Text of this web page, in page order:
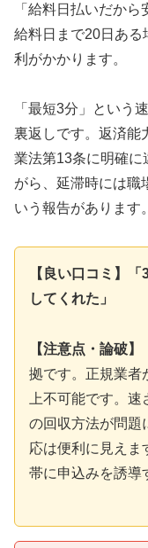
「給料日払いだか
給料日まで20日ある
利がかかります。
「最短3分」という
裏返しです。返済能
業法第13条に明確に
がら、延滞時には職
いう報告があります。
【良い口コミ】
してくれた」
【注意点・論破】
拠です。正規業者
上不可能です。
の回収方法が問題
応は便利に見えま
帯に申込みを誘導